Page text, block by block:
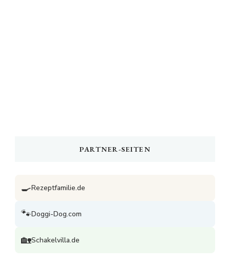
PARTNER-SEITEN
🍳Rezeptfamilie.de
🐾Doggi-Dog.com
🏡Schakelvilla.de